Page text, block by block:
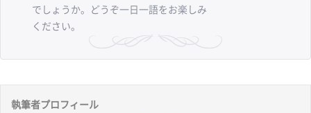
でしょうか。どうぞ一日一語をお楽しみ
ください。
執筆者プロフィール